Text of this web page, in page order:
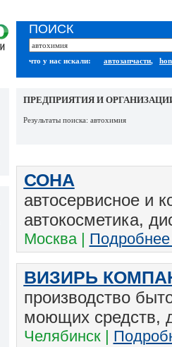
ПОИСК
что у нас искали: автозапчасти,
ПРЕДПРИЯТИЯ И
Результаты поиска: автохимия
СОНА
автосервисное и
автокосметика,
Москва |
ВИЗИРЬ
производство
моющих средств,
Челябинск |